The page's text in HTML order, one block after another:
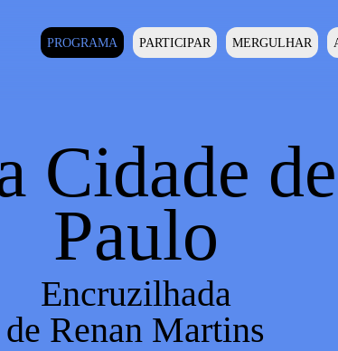
PROGRAMA PARTICIPAR MERGULHAR
Cidade
Paulo
Encruzilhada
de Renan Martins